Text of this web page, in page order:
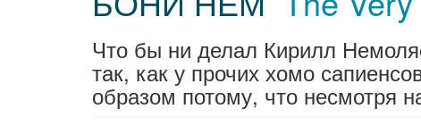
Что бы ни делал Кирилл
так, как у прочих хомо
образом потому, что несмотря